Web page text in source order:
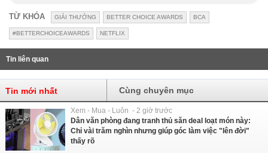
TỪ KHÓA GIẢI THƯỞNG BETTER CHOICE AWARDS BCA
#BETTERCHOICEAWARDS NETFLIX
Tin liên quan
Tin mới nhất Cùng chuyên mục
Xem - Mua - Luôn - 2 giờ trước
Dân văn phòng đang tranh thủ săn deal loạt món này:
Chỉ vài trăm nghìn nhưng giúp góc làm việc "lên đời"
thấy rõ